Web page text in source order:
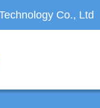
Co., Ltd